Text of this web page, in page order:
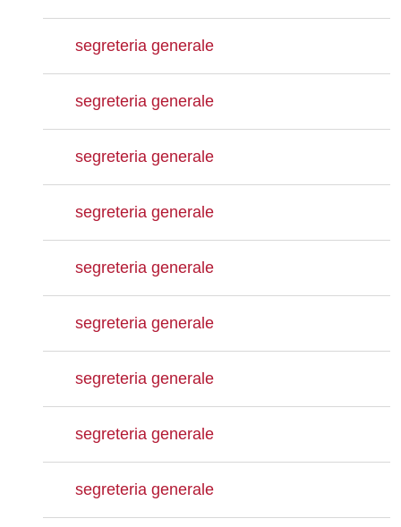
segreteria generale
segreteria generale
segreteria generale
segreteria generale
segreteria generale
segreteria generale
segreteria generale
segreteria generale
segreteria generale